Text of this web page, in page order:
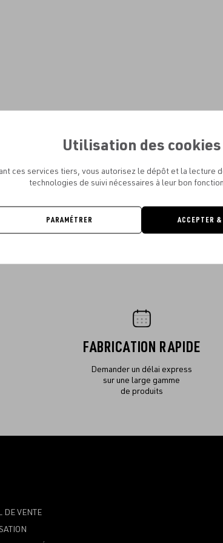
FABRICATION RAPIDE
Demander un délai express
sur une large gamme
de produits
DE VENTE
Utilisation des cookies
ces services tiers, vous autorisez le dépôt et la lecture
technologies de suivi nécessaires à leur bon
PARAMÉTRER ACCEPTER &